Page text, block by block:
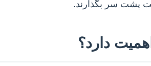
پشت سر بگذارند.
دارد؟